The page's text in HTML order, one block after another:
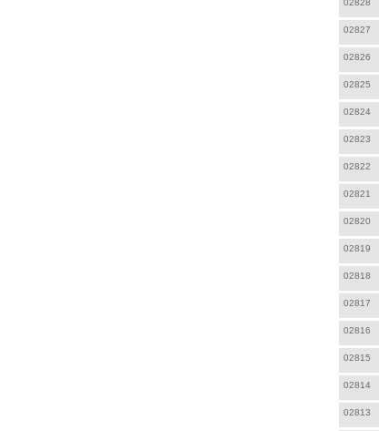
02828
02827
02826
02825
02824
02823
02822
02821
02820
02819
02818
02817
02816
02815
02814
02813